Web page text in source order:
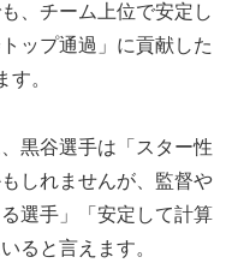
、チーム上位で安定し
ップ通過」に貢献した
。
黒谷選手は「スター性
しれませんが、監督や
選手」「安定して計算
ると言えます。